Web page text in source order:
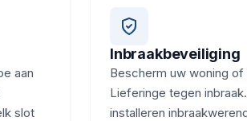
aan
slot
Inbraakbeveiliging
Bescherm uw woning of
Lieferinge tegen
installeren